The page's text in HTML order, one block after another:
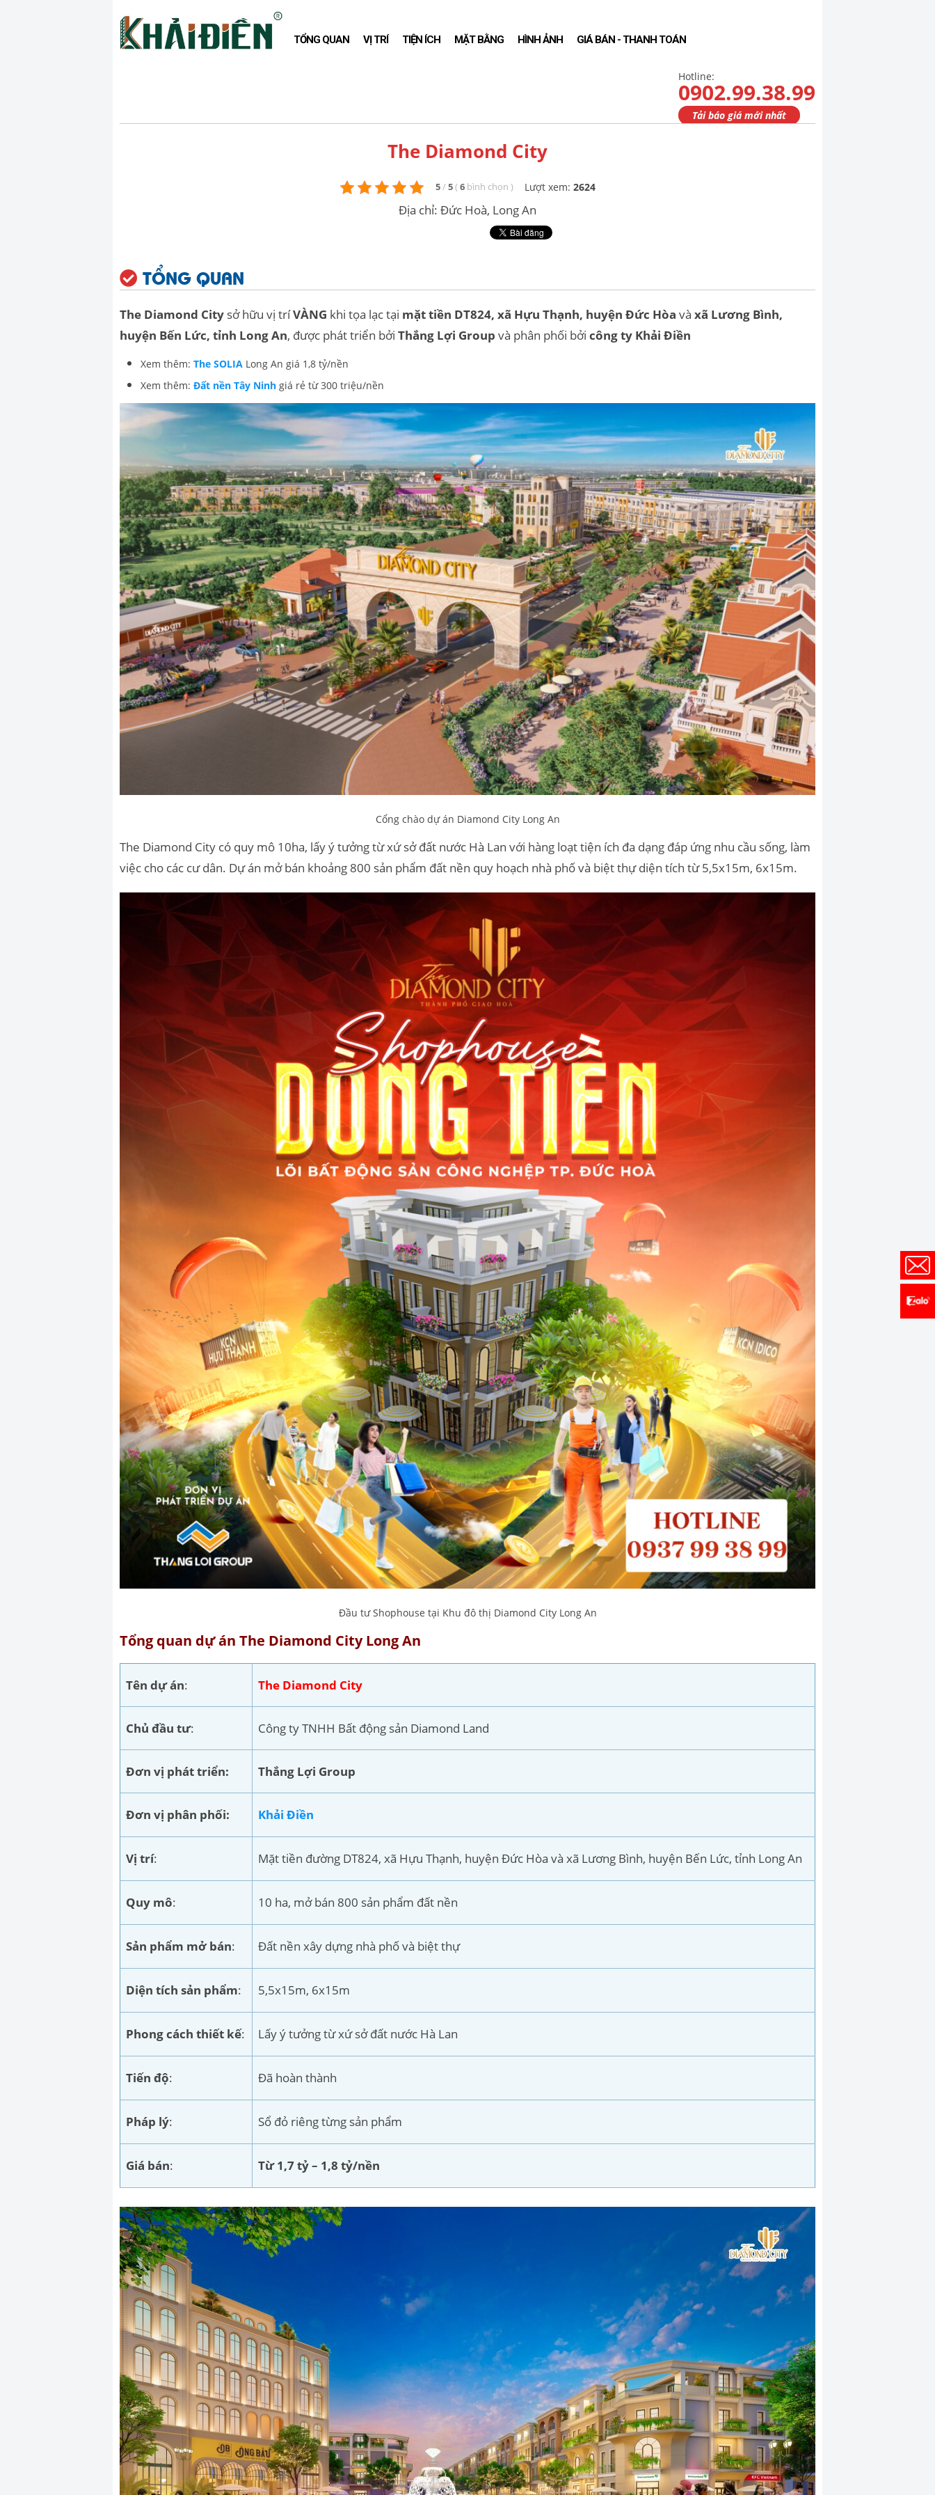
TỔNG QUAN VỊ TRÍ TIỆN ÍCH MẶT BẰNG HÌNH ẢNH GIÁ BÁN - THANH TOÁN
Hotline:
0902.99.38.99
Tải báo giá mới nhất
The Diamond City
5 / 5 ( 6 bình chọn ) Lượt xem: 2624
Địa chỉ: Đức Hoà, Long An
TỔNG QUAN
The Diamond City sở hữu vị tríVÀNG khi tọa lạc tại mặt tiền DT824, xã Hựu Thạnh, huyện Đức Hòa và xã Lương Bình,
huyện Bến Lức, tỉnh Long An, được phát triển bởi Thắng Lợi Group và phân phối bởi công ty Khải Điền
Xem thêm: The SOLIA Long An giá 1,8 tỷ/nền
Xem thêm: Đất nền Tây Ninh giá rẻ từ 300 triệu/nền
Cổng chào dự án Diamond City Long An
The Diamond City có quy mô 10ha, lấy ý tưởng từ xứ sở đất nước Hà Lan với hàng loạt tiện ích đa dạng đáp ứng nhu cầu sống, làm
việc cho các cư dân. Dự án mở bán khoảng 800 sản phẩm đất nền quy hoạch nhà phố và biệt thự diện tích từ 5,5x15m, 6x15m.
Đầu tư Shophouse tại Khu đô thị Diamond City Long An
Tổng quan dự án The Diamond City Long An
Tên dự án: The Diamond City
Chủ đầu tư: Công ty TNHH Bất động sản Diamond Land
Đơn vị phát triển: Thắng Lợi Group
Đơn vị phân phối: Khải Điền
Vị trí: Mặt tiền đường DT824, xã Hựu Thạnh, huyện Đức Hòa và xã Lương Bình, huyện Bến Lức, tỉnh Long An
Quy mô: 10 ha, mở bán 800 sản phẩm đất nền
Sản phẩm mở bán: Đất nền xây dựng nhà phố và biệt thự
Diện tích sản phẩm: 5,5x15m, 6x15m
Phong cách thiết kế: Lấy ý tưởng từ xứ sở đất nước Hà Lan
Tiến độ: Đã hoàn thành
Pháp lý: Sổ đỏ riêng từng sản phẩm
Giá bán: Từ 1,7 tỷ – 1,8 tỷ/nền